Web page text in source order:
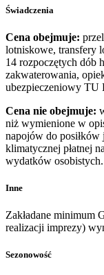
Świadczenia
Cena obejmuje:
lotniskowe, transfery
14 rozpoczętych dób
zakwaterowania,
ubezpieczeniowy TU
Cena nie obejmuje:
niż wymienione w
napojów do posiłków
klimatycznej płatnej
wydatków osobistych.
Inne
Zakładane minimum
realizacji imprezy)
Sezonowość